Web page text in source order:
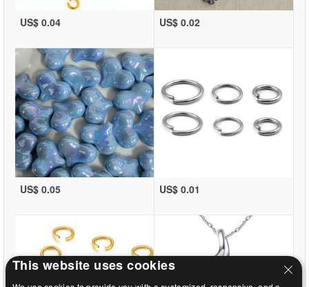
US$ 0.04 US$ 0.02
US$ 0.05 US$ 0.01
This website uses cookies